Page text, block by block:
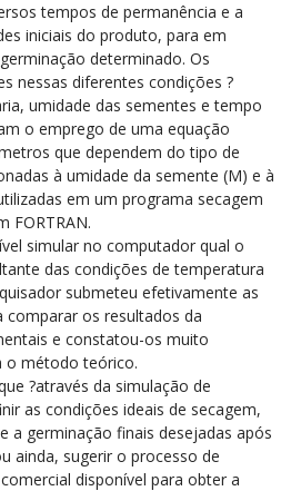
tempos de permanência e a
iniciais do produto, para em
determinado. Os
nessas diferentes condições ?
umidade das sementes e tempo
o emprego de uma equação
que dependem do tipo de
à umidade da semente (M) e à
em um programa secagem
FORTRAN.
simular no computador qual o
das condições de temperatura
submeteu efetivamente as
comparar os resultados da
e constatou-os muito
o método teórico.
?através da simulação de
as condições ideais de secagem,
a germinação finais desejadas após
ainda, sugerir o processo de
disponível para obter a